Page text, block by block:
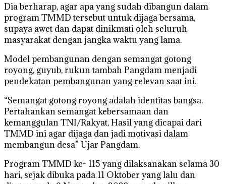
Dia berharap, agar apa yang sudah dibangun dalam
program TMMD tersebut untuk dijaga bersama,
supaya awet dan dapat dinikmati oleh seluruh
masyarakat dengan jangka waktu yang lama.
Model pembangunan dengan semangat gotong
royong, guyub, rukun tambah Pangdam menjadi
pendekatan pembangunan yang relevan saat ini.
“Semangat gotong royong adalah identitas bangsa.
Pertahankan semangat kebersamaan dan
kemanggulan TNI/Rakyat, Hasil yang dicapai dari
TMMD ini agar dijaga dan jadi motivasi dalam
membangun desa” Ujar Pangdam.
Program TMMD ke- 115 yang dilaksanakan selama 30
hari, sejak dibuka pada 11 Oktober yang lalu dan